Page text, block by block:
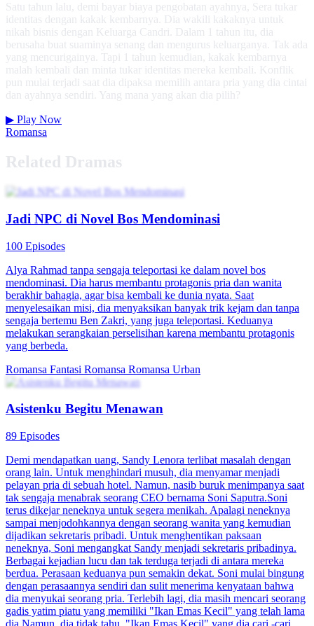
Satu tahun lalu, demi bayar biaya pengobatan ayahnya, Sera tukar
identitas dengan kakak kembarnya. Dia wakili kakaknya untuk
nikah bisnis dengan Keluarga Candri. Dalam 1 tahun itu, dia
berusaha buat suaminya senang dan mengurus keluarganya. Tak ada
yang mencurigainya. Tapi 1 tahun kemudian, kakak kembarnya
malah kembali dan minta tukar identitas mereka kembali. Konflik
pun mulai terjadi saat dia dipaksa memilih antara pria yang dia cintai
dan ayahnya sendiri. Yang mana yang akan dia pilih?
▶ Play Now
Romansa
Related Dramas
Jadi NPC di Novel Bos Mendominasi
100 Episodes
Alya Rahmad tanpa sengaja teleportasi ke dalam novel bos
mendominasi. Dia harus membantu protagonis pria dan wanita
berakhir bahagia, agar bisa kembali ke dunia nyata. Saat
menyelesaikan misi, dia menyaksikan banyak trik kejam dan tanpa
sengaja bertemu Ben Zakri, yang juga teleportasi. Keduanya
melakukan serangkaian perselisihan karena membantu protagonis
yang berbeda.
Romansa Fantasi Romansa Romansa Urban
Asistenku Begitu Menawan
89 Episodes
Demi mendapatkan uang, Sandy Lenora terlibat masalah dengan
orang lain. Untuk menghindari musuh, dia menyamar menjadi
pelayan pria di sebuah hotel. Namun, nasib buruk menimpanya saat
tak sengaja menabrak seorang CEO bernama Soni Saputra.Soni
terus dikejar neneknya untuk segera menikah. Apalagi neneknya
sampai menjodohkannya dengan seorang wanita yang kemudian
dijadikan sekretaris pribadi. Untuk menghentikan paksaan
neneknya, Soni mengangkat Sandy menjadi sekretaris pribadinya.
Berbagai kejadian lucu dan tak terduga terjadi di antara mereka
berdua. Perasaan keduanya pun semakin dekat. Soni mulai bingung
dengan perasaannya sendiri dan sulit menerima kenyataan bahwa
dia menyukai seorang pria. Terlebih lagi, dia masih mencari seorang
gadis yatim piatu yang memiliki "Ikan Emas Kecil" yang telah lama
dia.Namun, dia tidak tahu, "Ikan Emas Kecil" yang dia cari -cari